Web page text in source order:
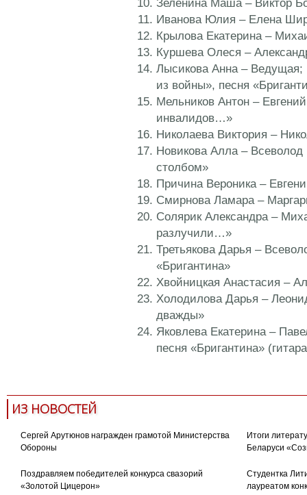
Иванова Юлия – Елена
Крылова Екатерина –
Куршева Олеся –
Лысикова Анна –
из войны», песня
Мельников Антон –
инвалидов…»
Николаева Виктория –
Новикова Алла – Всеволод
столбом»
Причина Вероника –
Смирнова Ламара –
Солярик Александра –
разлучили…»
Третьякова Дарья –
«Бригантина»
Хвойницкая Анастасия –
Холодилова Дарья –
дважды»
Яковлева Екатерина –
песня «Бригантина»
ИЗ НОВОСТЕЙ
Сергей Арутюнов награжден грамотой Министерства
Обороны
Итоги
Беларуси
Поздравляем победителей конкурса свазорий
«Золотой Цицерон»
Студентка
лауреатом